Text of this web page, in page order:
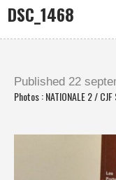
DSC_1468
Published 22
Photos : NATIONALE 2 /